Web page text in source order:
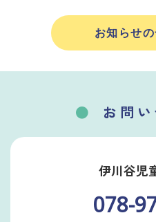
お知らせ
お問
伊川谷児
078-